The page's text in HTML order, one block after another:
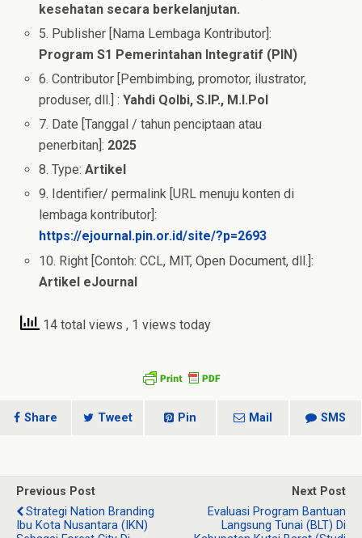
kesehatan secara berkelanjutan.
5. Publisher [Nama Lembaga Kontributor]:
Program S1 Pemerintahan Integratif (PIN)
6. Contributor [Pembimbing, promotor, ilustrator,
produser, dll.] :Yahdi Qolbi, S.IP., M.I.Pol
7. Date [Tanggal / tahun penciptaan atau
penerbitan]: 2025
8. Type:Artikel
9. Identifier/ permalink [URL menuju konten di
lembaga kontributor]:
https://ejournal.pin.or.id/site/?p=2693
10. Right [Contoh: CCL, MIT, Open Document, dll.]:
Artikel eJournal
14 total views , 1 views today
Share Tweet Pin Mail SMS
Previous Post
Strategi Nation Branding
Ibu Kota Nusantara (IKN)
Next Post
Evaluasi Program Bantuan
Langsung Tunai (BLT) Di